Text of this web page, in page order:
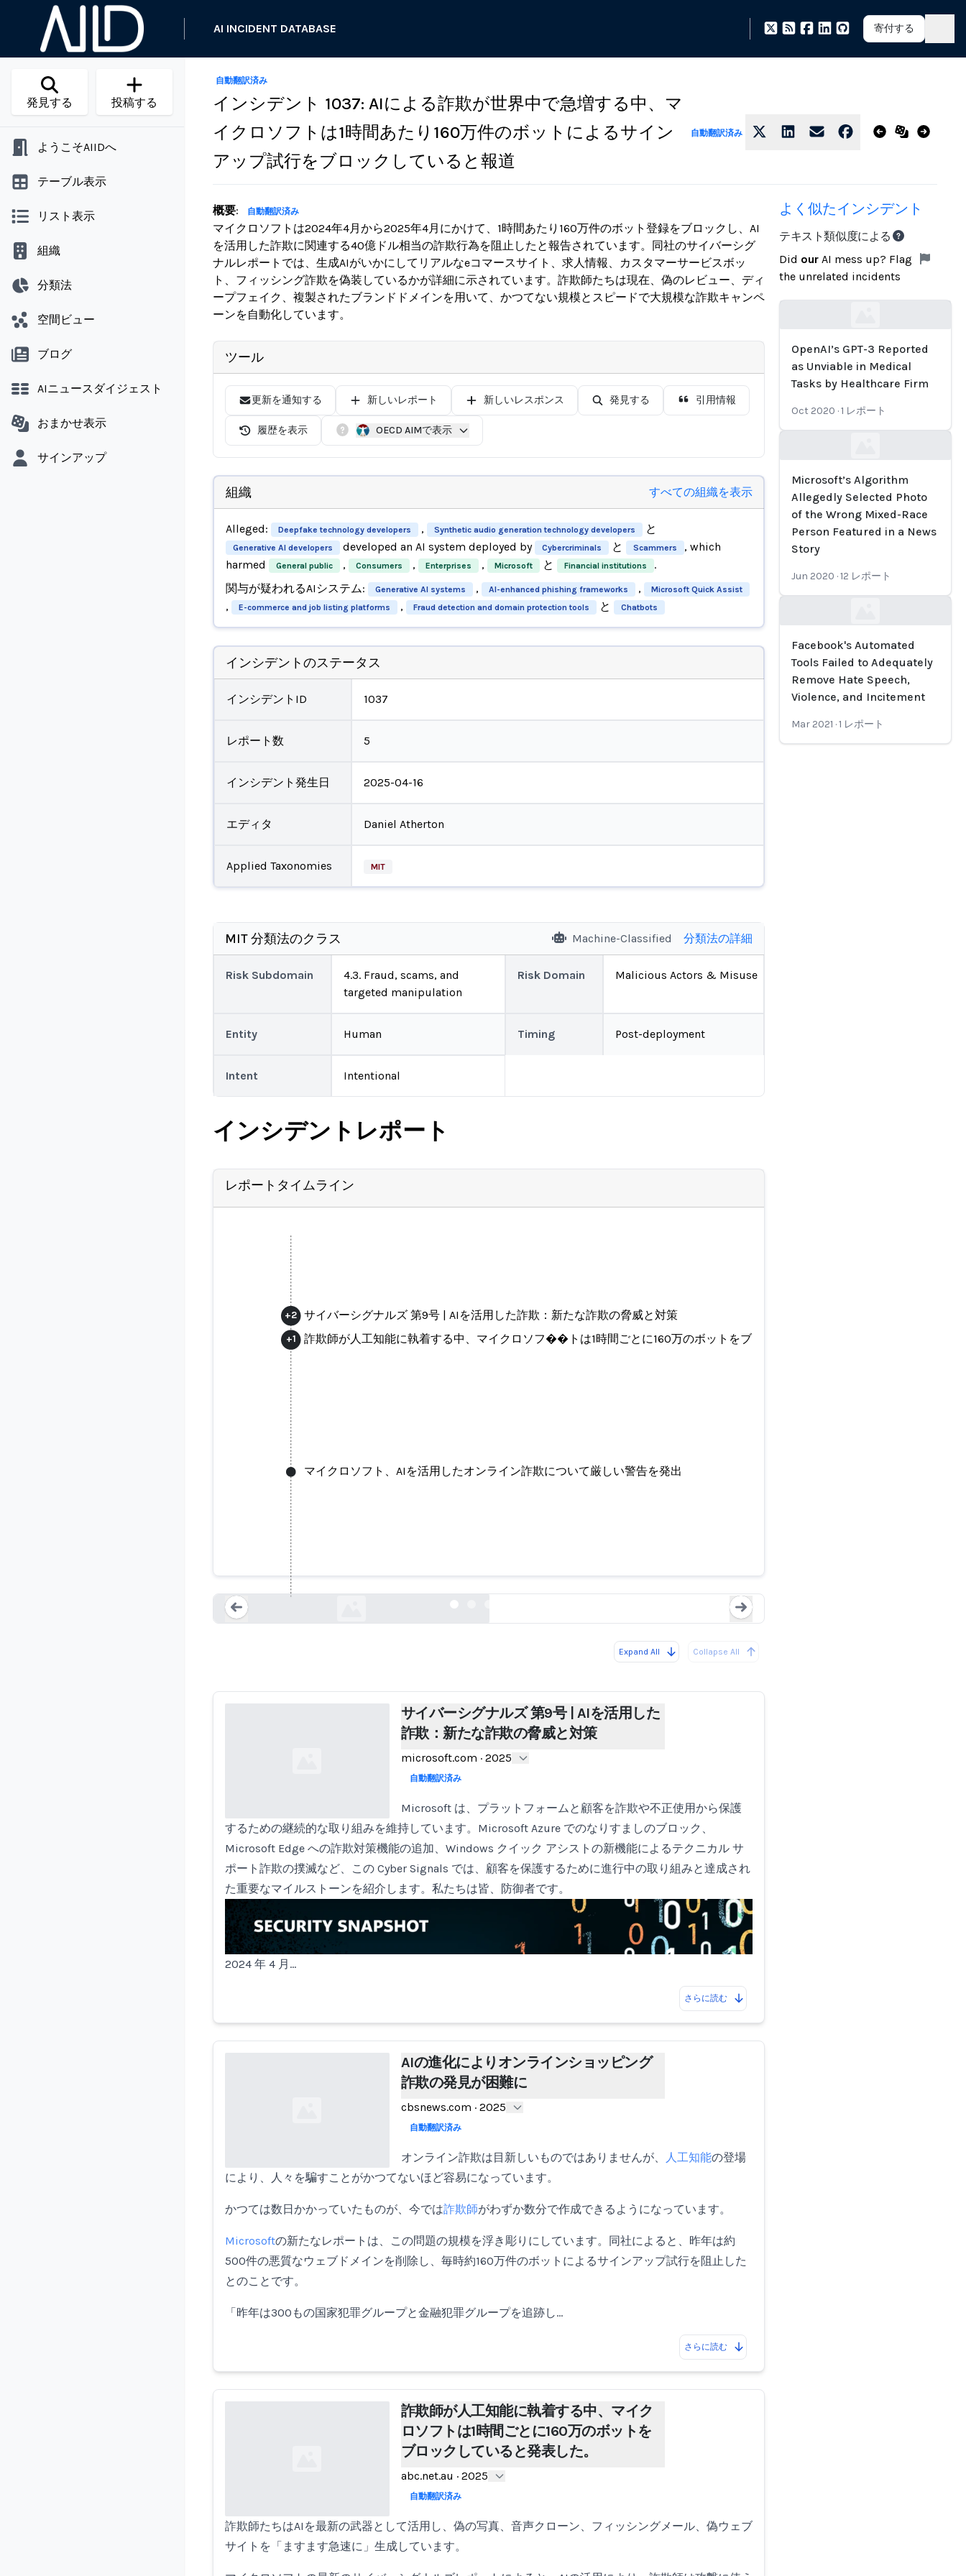
AI INCIDENT DATABASE 寄付する
発見する 投稿する
ようこそAIIDへ
テーブル表示
リスト表示
組織
分類法
空間ビュー
ブログ
AIニュースダイジェスト
おまかせ表示
サインアップ
自動翻訳済み
インシデント 1037: AIによる詐欺が世界中で急増する中、マ
イクロソフトは1時間あたり160万件のボットによるサイン
アップ試行をブロックしていると報道
自動翻訳済み
概要: 自動翻訳済み
マイクロソフトは2024年4月から2025年4月にかけて、1時間あたり160万件のボット登録をブロックし、AI
を活用した詐欺に関連する40億ドル相当の詐欺行為を阻止したと報告されています。同社のサイバーシグ
ナルレポートでは、生成AIがいかにしてリアルなeコマースサイト、求人情報、カスタマーサービスボッ
ト、フィッシング詐欺を偽装しているかが詳細に示されています。詐欺師たちは現在、偽のレビュー、ディ
ープフェイク、複製されたブランドドメインを用いて、かつてない規模とスピードで大規模な詐欺キャンペ
ーンを自動化しています。
ツール
更新を通知する 新しいレポート 新しいレスポンス 発見する 引用情報
履歴を表示 OECD AIMで表示
組織 すべての組織を表示
Alleged: Deepfake technology developers , Synthetic audio generation technology developers と
Generative AI developers developed an AI system deployed by Cybercriminals と Scammers
, which
harmed
General public , Consumers , Enterprises , Microsoft と Financial institutions
.
関与が疑われるAIシステム:
Generative AI systems , AI-enhanced phishing frameworks , Microsoft Quick Assist
, E-commerce and job listing platforms , Fraud detection and domain protection tools と Chatbots
インシデントのステータス
インシデントID 1037
レポート数 5
インシデント発生日 2025-04-16
エディタ Daniel Atherton
Applied Taxonomies MIT
MIT 分類法のクラス Machine-Classified 分類法の詳細
Risk Subdomain
4.3. Fraud, scams, and
targeted manipulation
Risk Domain Malicious Actors & Misuse
Entity Human Timing Post-deployment
Intent Intentional
インシデントレポート
レポートタイムライン
+2 サイバーシグナルズ 第9号 | AIを活用した詐欺：新たな詐欺の脅威と対策
+1 詐欺師が人工知能に執着する中、マイクロソフ��トは1時間ごとに160万のボットをブロックしていると発表した。
マイクロソフト、AIを活用したオンライン詐欺について厳しい警告を発出
Loading...
サイバーシグナルズ 第9号 | AIを活用した詐欺：新たな詐欺の脅威と対策
Expand All Collapse All
サイバーシグナルズ 第9号 | AIを活用した
詐欺：新たな詐欺の脅威と対策
microsoft.com · 2025
自動翻訳済み
Microsoft は、プラットフォームと顧客を詐欺や不正使用から保護
するための継続的な取り組みを維持しています。Microsoft Azure でのなりすましのブロック、
Microsoft Edge への詐欺対策機能の追加、Windows クイック アシストの新機能によるテクニカル サ
ポート詐欺の撲滅など、この Cyber Signals では、顧客を保護するために進行中の取り組みと達成され
た重要なマイルストーンを紹介します。私たちは皆、防御者です。
2024 年 4 月…
さらに読む
AIの進化によりオンラインショッピング
詐欺の発見が困難に
cbsnews.com · 2025
自動翻訳済み
オンライン詐欺は目新しいものではありませんが、 人工知能の登場
により、人々を騙すことがかつてないほど容易になっています。
かつては数日かかっていたものが、今では詐欺師がわずか数分で作成できるようになっています。
Microsoftの新たなレポートは、この問題の規模を浮き彫りにしています。同社によると、昨年は約
500件の悪質なウェブドメインを削除し、毎時約160万件のボットによるサインアップ試行を阻止した
とのことです。
「昨年は300もの国家犯罪グループと金融犯罪グループを追跡し…
さらに読む
詐欺師が人工知能に執着する中、マイク
ロソフトは1時間ごとに160万のボットを
ブロックしていると発表した。
abc.net.au · 2025
自動翻訳済み
詐欺師たちはAIを最新の武器として活用し、偽の写真、音声クローン、フィッシングメール、偽ウェブ
サイトを「ますます急速に」生成しています。
よく似たインシデント
テキスト類似度による
Did our AI mess up? Flag
the unrelated incidents
OpenAI’s GPT-3 Reported
as Unviable in Medical
Tasks by Healthcare Firm
Oct 2020 ·1 レポート
Microsoft’s Algorithm
Allegedly Selected Photo
of the Wrong Mixed-Race
Person Featured in a News
Story
Jun 2020 ·12 レポート
Facebook's Automated
Tools Failed to Adequately
Remove Hate Speech,
Violence, and Incitement
Mar 2021 ·1 レポート